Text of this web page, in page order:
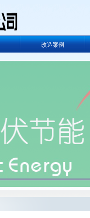
改造案例